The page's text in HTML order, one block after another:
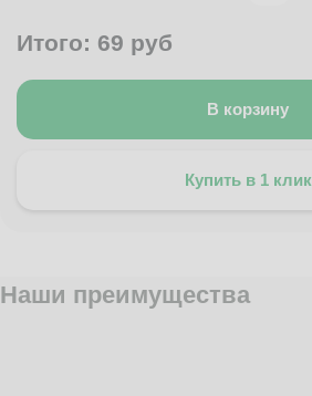
Итого: 69 руб
В корзину
Купить в 1 клик
Наши преимущества